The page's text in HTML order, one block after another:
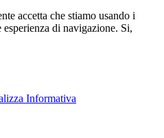
accetta che stiamo usando i
di navigazione. Si,
Informativa